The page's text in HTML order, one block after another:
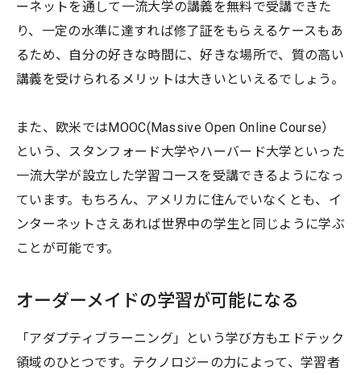
ーネットを通して一流大学の講義を無料で受講できた
り、一定の水準に達すれば修了証をもらえるケースもあ
るため、自分の好きな時間に、好きな場所で、質の高い
講義を受けられるメリットは大きいといえるでしょう。
また、欧米ではMOOC(Massive Open Online Course）
という、スタンフォード大学やハーバード大学といった
一流大学が設立した学習コースを受講できるようになっ
ています。もちろん、アメリカに住んでいなくとも、イ
ンターネットさえあれば世界中の学生と同じように学ぶ
ことが可能です。
オーダーメイドの学習が可能になる
「アダプティブラーニング」という学び方もエドテック
領域のひとつです。テクノロジーの力によって、学習者